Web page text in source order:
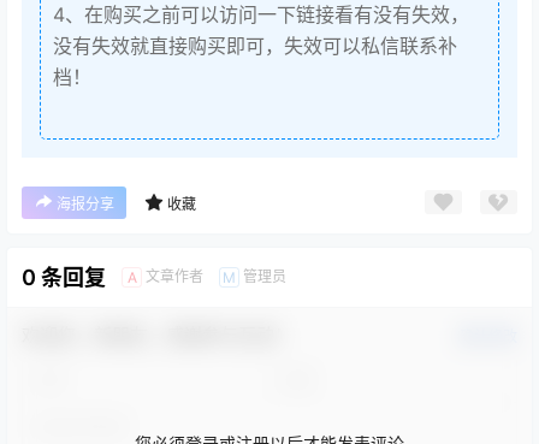
4、在购买之前可以访问一下链接看有没有失效，
没有失效就直接购买即可，失效可以私信联系补
档！
海报分享 收藏
0 条回复 A 文章作者 M 管理员